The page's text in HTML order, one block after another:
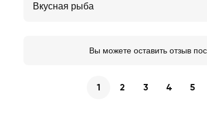
Вкусная рыба
Вы можете оставить отзыв
1 2 3 4 5